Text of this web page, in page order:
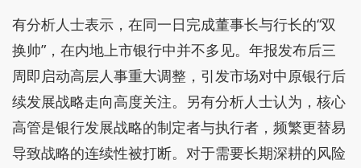
有分析人士表示，在同一日完成董事长与行长的“双
换帅”，在内地上市银行中并不多见。年报发布后三
周即启动高层人事重大调整，引发市场对中原银行后
续发展战略走向高度关注。另有分析人士认为，核心
高管是银行发展战略的制定者与执行者，频繁更替易
导致战略的连续性被打断。对于需要长期深耕的风险